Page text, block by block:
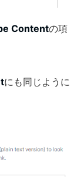
Contentの項
にも同じように